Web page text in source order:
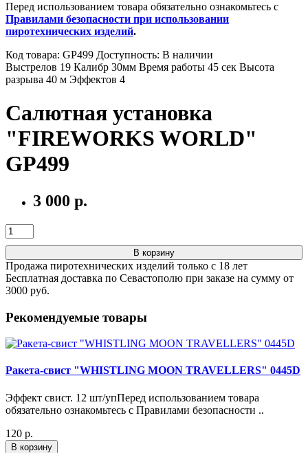
Перед использованием товара обязательно ознакомьтесь с
Правилами безопасности при использовании
пиротехнических изделий.
Код товара: GP499 Доступность: В наличии
Выстрелов 19 Калибр 30мм Время работы 45 сек Высота
разрыва 40 м Эффектов 4
Салютная установка
"FIREWORKS WORLD"
GP499
3 000 р.
В корзину
Продажа пиротехнических изделий только с 18 лет
Бесплатная доставка по Севастополю при заказе на сумму от
3000 руб.
Рекомендуемые товары
Ракета-свист "WHISTLING MOON TRAVELLERS" 0445D
Эффект свист. 12 шт/упПеред использованием товара
обязательно ознакомьтесь с Правилами безопасности ..
120 р.
В корзину